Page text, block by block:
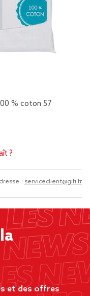
% coton 57
?
: serviceclient@gifi.fr
et des offres